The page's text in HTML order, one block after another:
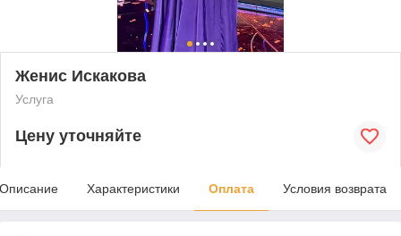
Женис Искакова
Услуга
Цену уточняйте
Описание Характеристики Оплата Условия возврата